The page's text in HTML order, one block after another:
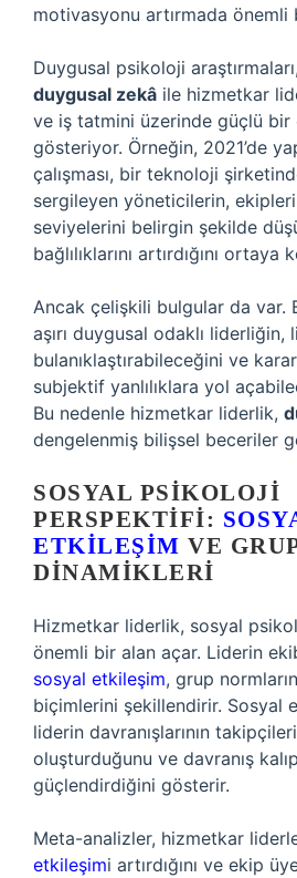
motivasyonu artırmada önemli
Duygusal psikoloji
duygusal zekâ ile hizmetkar
ve iş tatmini üzerinde güçlü bir
gösteriyor. Örneğin, 2021’de
çalışması, bir teknoloji
sergileyen yöneticilerin,
seviyelerini belirgin şekilde
bağlılıklarını artırdığını ortaya
Ancak çelişkili bulgular da var.
aşırı duygusal odaklı liderliğin,
bulanıklaştırabileceğini ve
subjektif yanlılıklara yol
Bu nedenle hizmetkar liderlik,
dengelenmiş bilişsel beceriler
SOSYAL PSIKOLOJI
PERSPEKTIFI:
ETKILEŞIM VE
DINAMIKLERI
Hizmetkar liderlik, sosyal
önemli bir alan açar. Liderin
sosyal etkileşim, grup
biçimlerini şekillendirir. Sosyal
liderin davranışlarının
oluşturduğunu ve davranış
güçlendirdiğini gösterir.
Meta-analizler, hizmetkar
etkileşimi artırdığını ve ekip